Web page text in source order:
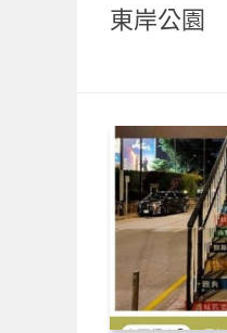
東岸公園